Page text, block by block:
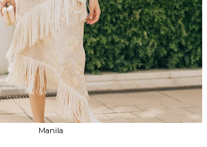
Manila